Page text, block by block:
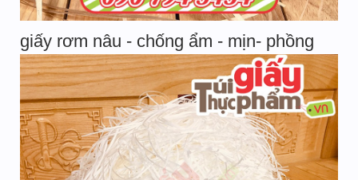
giấy rơm nâu - chống ẩm - mịn- phồng